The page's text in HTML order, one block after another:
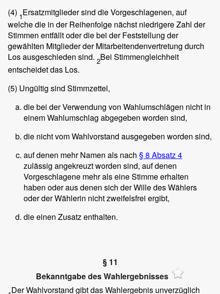
(4) 1Ersatzmitglieder sind die Vorgeschlagenen, auf
welche die in der Reihenfolge nächst niedrigere Zahl der
Stimmen entfällt oder die bei der Feststellung der
gewählten Mitglieder der Mitarbeitendenvertretung durch
Los ausgeschieden sind. 2Bei Stimmengleichheit
entscheidet das Los.
(5) Ungültig sind Stimmzettel,
die bei der Verwendung von Wahlumschlägen nicht in
einem Wahlumschlag abgegeben worden sind,
die nicht vom Wahlvorstand ausgegeben worden sind,
auf denen mehr Namen als nach § 8 Absatz 4
zulässig angekreuzt worden sind, auf denen
Vorgeschlagene mehr als eine Stimme erhalten
haben oder aus denen sich der Wille des Wählers
oder der Wählerin nicht zweifelsfrei ergibt,
die einen Zusatz enthalten.
§ 11
Bekanntgabe des Wahlergebnisses
Der Wahlvorstand gibt das Wahlergebnis unverzüglich